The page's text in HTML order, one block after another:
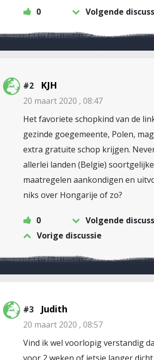
0 Volgende
#2 KJH
20 maart 2020 , 08:47
Het favoriete schopkind van de
gezinde goegemeente, Polen,
extra gratuite schop krijgen.
allerlei landen (Belgie) soortgelijke
maatregelen aankondigen en
niks over Hongarije of zo?
0
Volgende
Vorige discussie
#3 Judith
20 maart 2020 , 08:57
Vind ik wel voorlopig verstandig